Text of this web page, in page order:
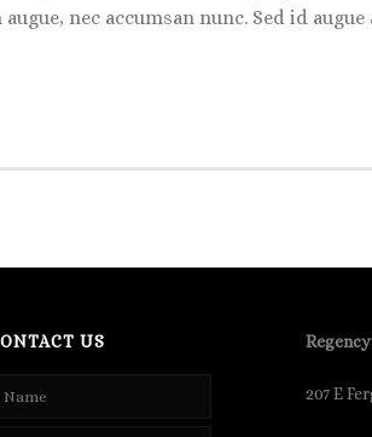
nec accumsan nunc. Sed id
US
207 E